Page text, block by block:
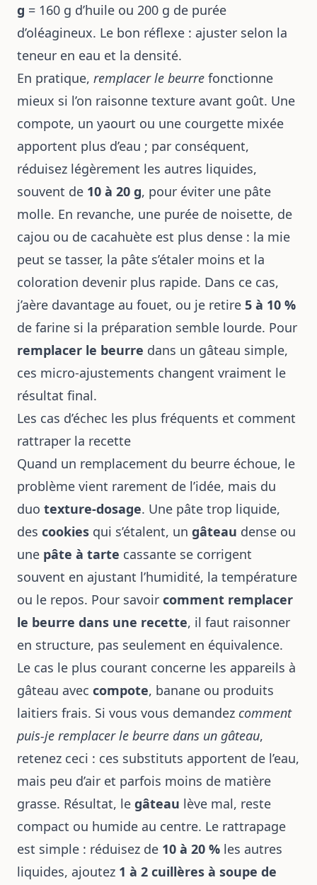
g = 160 g d’huile ou 200 g de purée
d’oléagineux. Le bon réflexe : ajuster selon la
teneur en eau et la densité.
En pratique, remplacer le beurre fonctionne
mieux si l’on raisonne texture avant goût. Une
compote, un yaourt ou une courgette mixée
apportent plus d’eau ; par conséquent,
réduisez légèrement les autres liquides,
souvent de 10 à 20 g, pour éviter une pâte
molle. En revanche, une purée de noisette, de
cajou ou de cacahuète est plus dense : la mie
peut se tasser, la pâte s’étaler moins et la
coloration devenir plus rapide. Dans ce cas,
j’aère davantage au fouet, ou je retire 5 à 10 %
de farine si la préparation semble lourde. Pour
remplacer le beurre dans un gâteau simple,
ces micro-ajustements changent vraiment le
résultat final.
Les cas d’échec les plus fréquents et comment
rattraper la recette
Quand un remplacement du beurre échoue, le
problème vient rarement de l’idée, mais du
duo texture-dosage. Une pâte trop liquide,
des cookies qui s’étalent, un gâteau dense ou
une pâte à tarte cassante se corrigent
souvent en ajustant l’humidité, la température
ou le repos. Pour savoir comment remplacer
le beurre dans une recette, il faut raisonner
en structure, pas seulement en équivalence.
Le cas le plus courant concerne les appareils à
gâteau avec compote, banane ou produits
laitiers frais. Si vous vous demandez comment
puis-je remplacer le beurre dans un gâteau,
retenez ceci : ces substituts apportent de l’eau,
mais peu d’air et parfois moins de matière
grasse. Résultat, le gâteau lève mal, reste
compact ou humide au centre. Le rattrapage
est simple : réduisez de 10 à 20 % les autres
liquides, ajoutez 1 à 2 cuillères à soupe de